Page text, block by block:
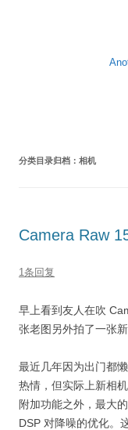
分类目录归档： 相机
Camera Raw
1条回复
早上看到友人在吹
张老图另外拍了一张新
最近几年因为出门都
热情，但实际上新相
附加功能之外，最大
DSP 对降噪的优化。